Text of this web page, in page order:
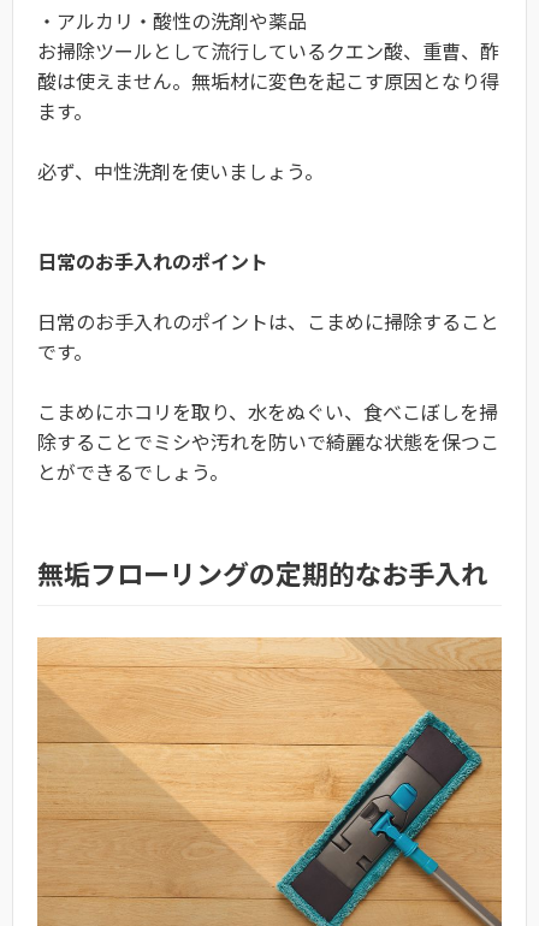
・アルカリ・酸性の洗剤や薬品
お掃除ツールとして流行しているクエン酸、重曹、酢
酸は使えません。無垢材に変色を起こす原因となり得
ます。
必ず、中性洗剤を使いましょう。
日常のお手入れのポイント
日常のお手入れのポイントは、こまめに掃除すること
です。
こまめにホコリを取り、水をぬぐい、食べこぼしを掃
除することでミシや汚れを防いで綺麗な状態を保つこ
とができるでしょう。
無垢フローリングの定期的なお手入れ